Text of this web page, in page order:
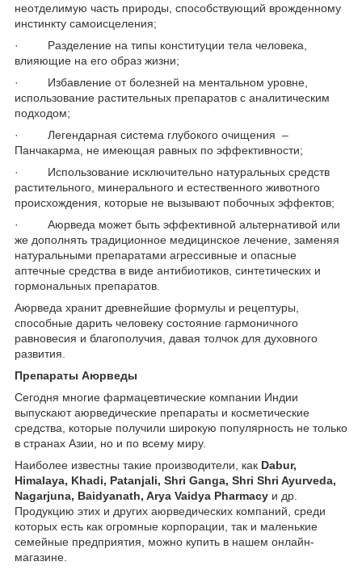
неотделимую часть природы, способствующий врожденному
инстинкту самоисцеления;
· Разделение на типы конституции тела человека,
влияющие на его образ жизни;
· Избавление от болезней на ментальном уровне,
использование растительных препаратов с аналитическим
подходом;
· Легендарная система глубокого очищения –
Панчакарма, не имеющая равных по эффективности;
· Использование исключительно натуральных средств
растительного, минерального и естественного животного
происхождения, которые не вызывают побочных эффектов;
· Аюрведа может быть эффективной альтернативой или
же дополнять традиционное медицинское лечение, заменяя
натуральными препаратами агрессивные и опасные
аптечные средства в виде антибиотиков, синтетических и
гормональных препаратов.
Аюрведа хранит древнейшие формулы и рецептуры,
способные дарить человеку состояние гармоничного
равновесия и благополучия, давая толчок для духовного
развития.
Препараты Аюрведы
Сегодня многие фармацевтические компании Индии
выпускают аюрведические препараты и косметические
средства, которые получили широкую популярность не только
в странах Азии, но и по всему миру.
Наиболее известны такие производители, как Dabur,
Himalaya, Khadi, Patanjali, Shri Ganga, Shri Shri Ayurveda,
Nagarjuna, Baidyanath, Arya Vaidya Pharmacy и др.
Продукцию этих и других аюрведических компаний, среди
которых есть как огромные корпорации, так и маленькие
семейные предприятия, можно купить в нашем онлайн-
магазине.